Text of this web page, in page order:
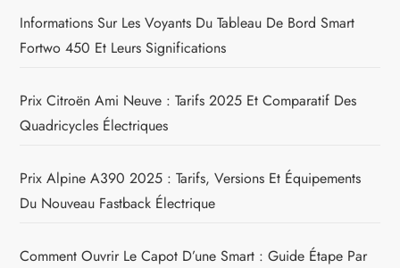
Informations Sur Les Voyants Du Tableau De Bord Smart
Fortwo 450 Et Leurs Significations
Prix Citroën Ami Neuve : Tarifs 2025 Et Comparatif Des
Quadricycles Électriques
Prix Alpine A390 2025 : Tarifs, Versions Et Équipements
Du Nouveau Fastback Électrique
Comment Ouvrir Le Capot D’une Smart : Guide Étape Par